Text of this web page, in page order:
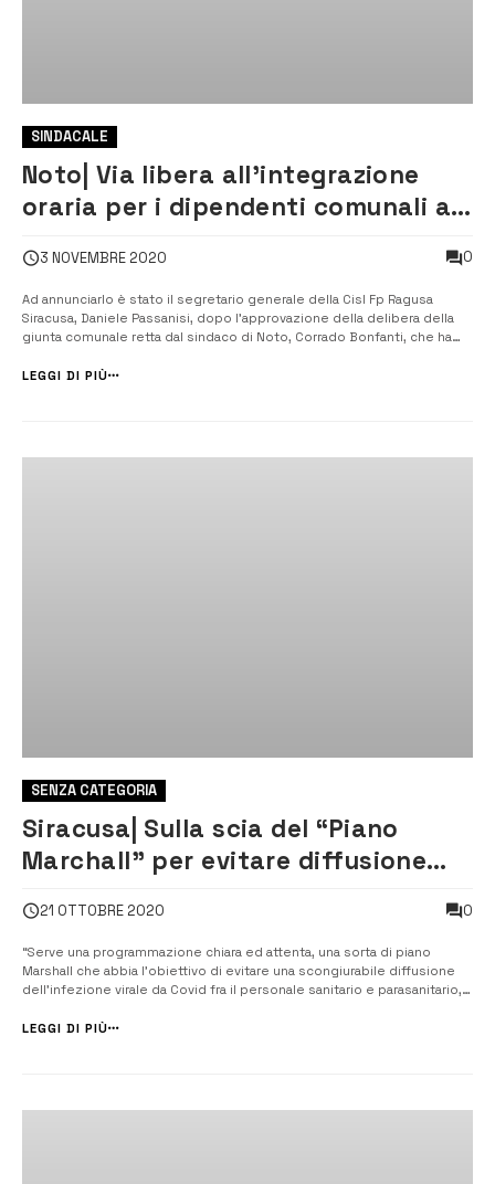
SINDACALE
Noto| Via libera all’integrazione
oraria per i dipendenti comunali a
3 NOVEMBRE 2020 0
Ad annunciarlo è stato il segretario generale della Cisl Fp Ragusa
Siracusa, Daniele Passanisi, dopo l’approvazione della delibera della
giunta comunale retta dal sindaco di Noto, Corrado Bonfanti, che ha
obiettivo raggiunto dalla Cisl Funzione Pubblica, che ha sollecitato
LEGGI DI PIÙ
SENZA CATEGORIA
Siracusa| Sulla scia del “Piano
Marchall” per evitare diffusione
21 OTTOBRE 2020 0
“Serve una programmazione chiara ed attenta, una sorta di piano
Marshall che abbia l’obiettivo di evitare una scongiurabile diffusione
dell’infezione virale da Covid fra il personale sanitario e parasanitario,
di non compromettere la continuità dei servizi di assistenza ...
LEGGI DI PIÙ